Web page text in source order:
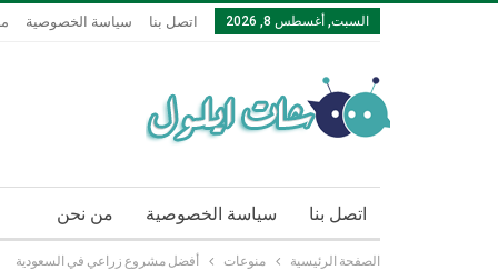
السبت, أغسطس 8, 2026 اتصل بنا سياسة الخصوصية
اتصل بنا سياسة الخصوصية من نحن
الصفحة الرئيسية منوعات أفضل مشروع زراعي في السعودية